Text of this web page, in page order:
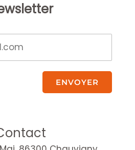
ENVOYER